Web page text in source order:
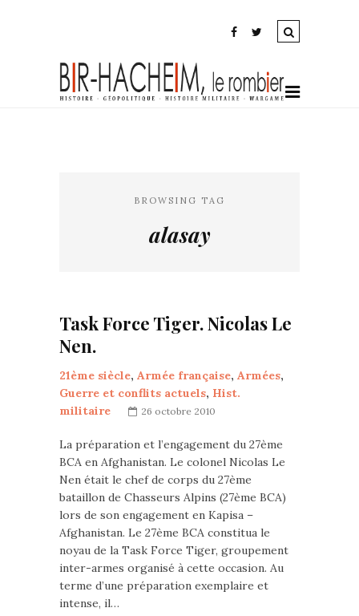
BROWSING TAG
alasay
Task Force Tiger. Nicolas Le
Nen.
21ème siècle, Armée française, Armées,
Guerre et conflits actuels, Hist.
militaire
26 octobre 2010
La préparation et l’engagement du 27ème
BCA en Afghanistan. Le colonel Nicolas Le
Nen était le chef de corps du 27ème
bataillon de Chasseurs Alpins (27ème BCA)
lors de son engagement en Kapisa –
Afghanistan. Le 27ème BCA constitua le
noyau de la Task Force Tiger, groupement
inter-armes organisé à cette occasion. Au
terme d’une préparation exemplaire et
intense, il…